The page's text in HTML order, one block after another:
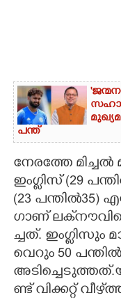
പന്ത്
നേ​ര​ത്തേ​
​ഇം​ഗ്ലി​സ് ​(29​
(23​ ​പ​ന്തി​ൽ35​)​
ഗാ​ണ്
ച്ച​ത്.​ ​ഇംഗ്ലിസും
വെറും 50
ണ്ട് ​വി​ക്ക​റ്റ്